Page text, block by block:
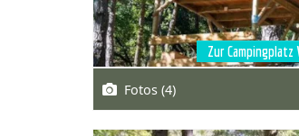
Zur Campingplatz
Fotos (4)